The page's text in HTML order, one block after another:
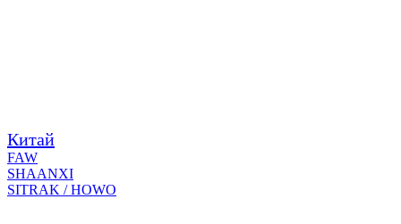
Китай
FAW
SHAANXI
SITRAK / HOWO